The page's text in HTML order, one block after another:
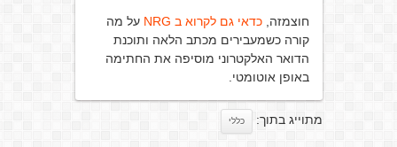
חוצמזה,כדאי גם לקרוא ב NRG
על מה
קורה כשמעבירים מכתב הלאה ותוכנת
הדואר האלקטרוני מוסיפה את החתימה
באופן אוטומטי.
מתוייג בתוך: כללי